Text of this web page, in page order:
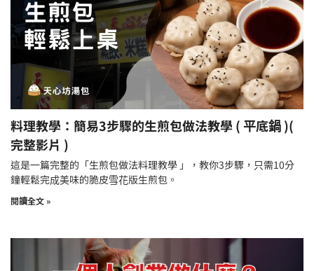
料理教學：簡易3步驟的生煎包做法教學 ( 平底鍋 )(
完整影片 )
這是一篇完整的「生煎包做法料理教學 」，教你3步驟，只需10分
鐘輕鬆完成美味的脆皮雪花版生煎包。
閱讀全文 »